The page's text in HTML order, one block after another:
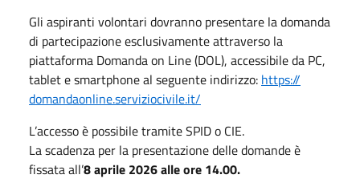
Gli aspiranti volontari dovranno presentare la domanda
di partecipazione esclusivamente attraverso la
piattaforma Domanda on Line (DOL), accessibile da PC,
tablet e smartphone al seguente indirizzo: https://
domandaonline.serviziocivile.it/
L’accesso è possibile tramite SPID o CIE.
La scadenza per la presentazione delle domande è
fissata all’8 aprile 2026 alle ore 14.00.